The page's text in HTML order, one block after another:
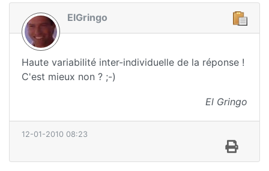
ElGringo
Haute variabilité inter-individuelle de la réponse !
C'est mieux non ? ;-)
El Gringo
12-01-2010 08:23